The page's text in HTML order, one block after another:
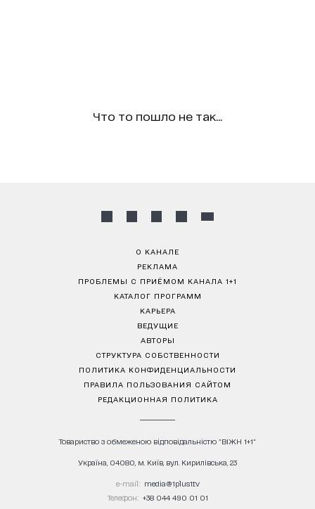
Что то пошло не так...
О КАНАЛЕ
РЕКЛАМА
ПРОБЛЕМЫ С ПРИЁМОМ КАНАЛА 1+1
КАТАЛОГ ПРОГРАММ
КАРЬЕРА
ВЕДУЩИЕ
АВТОРЫ
СТРУКТУРА СОБСТВЕННОСТИ
ПОЛИТИКА КОНФИДЕНЦИАЛЬНОСТИ
ПРАВИЛА ПОЛЬЗОВАНИЯ САЙТОМ
РЕДАКЦИОННАЯ ПОЛИТИКА
Товариство з обмеженою відповідальністю "ВІЖН 1+1"
Україна, 04080, м. Київ, вул. Кирилівська, 23
е-mail: media@1plus1.tv
Телефон: +38 044 490 01 01